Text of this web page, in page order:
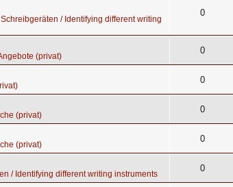
/ Identifying different writing
0
(privat)
0
0
(privat)
0
(privat)
0
/ Identifying different writing instruments
0